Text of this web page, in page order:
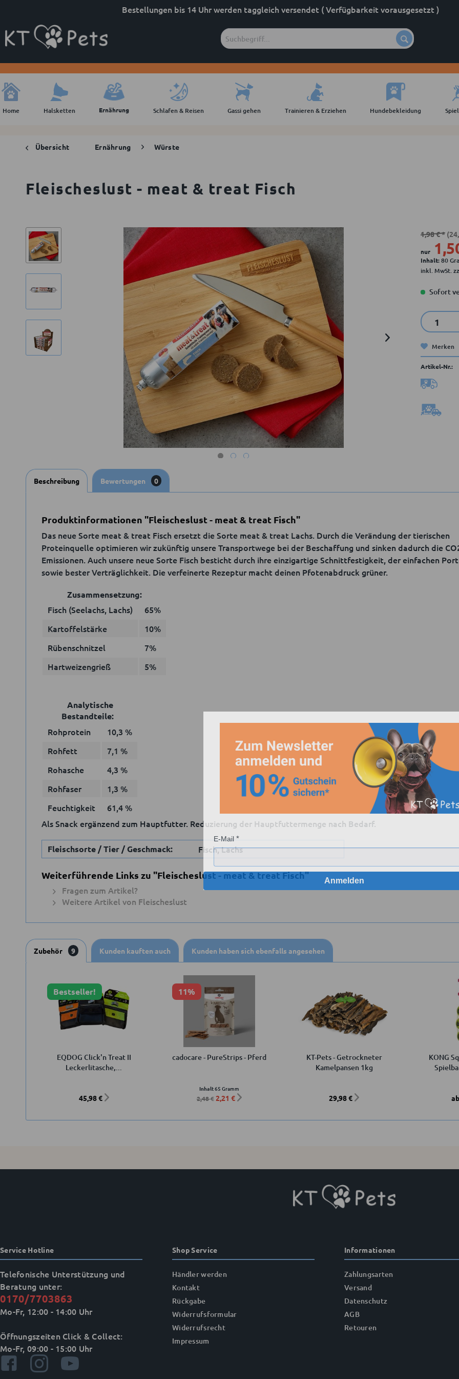
Bestellungen bis 14 Uhr werden taggleich versendet ( Verfügbarkeit vorausgesetzt )
Home Halsketten Ernährung Schlafen & Reisen Gassi gehen Trainieren & Erziehen Hundebekleidung
Übersicht Ernährung Würste
Fleischeslust - meat & treat Fisch
1,98 € *
nur
Inhalt:80
inkl. MwSt.
Sofort
Merken
Artikel-Nr.:
Beschreibung Bewertungen 0
Produktinformationen "Fleischeslust - meat & treat Fisch"
Das neue Sorte meat & treat Fisch ersetzt die Sorte meat & treat Lachs. Durch die Verändung der tierischen
Proteinquelle optimieren wir zukünftig unsere Transportwege bei der Beschaffung und sinken dadurch die
Emissionen. Auch unsere neue Sorte Fisch besticht durch ihre einzigartige Schnittfestigkeit, der einfachen
sowie bester Verträglichkeit. Die verfeinerte Rezeptur macht deinen Pfotenabdruck grüner.
Zusammensetzung:
Fisch (Seelachs, Lachs)
65%
Kartoffelstärke
10%
Rübenschnitzel
7%
Hartweizengrieß
5%
Analytische
Bestandteile:
Rohprotein
10,3 %
Rohfett
7,1 %
Rohasche
4,3 %
Rohfaser
1,3 %
Feuchtigkeit
61,4 %
Als Snack ergänzend zum Hauptfutter. Reduzierung der Hauptfuttermenge nach Bedarf.
Fleischsorte / Tier / Geschmack: Fisch, Lachs
Weiterführende Links zu "Fleischeslust - meat & treat Fisch"
Fragen zum Artikel?
Weitere Artikel von Fleischeslust
Zubehör 9 Kunden kauften auch Kunden haben sich ebenfalls angesehen
Bestseller!
EQDOG Click'n Treat II
Leckerlitasche,...
45,98 €
11%
cadocare - PureStrips - Pferd
Inhalt65 Gramm
2,48 € 2,21 €
KT-Pets - Getrockneter
Kamelpansen 1kg
29,98 €
KONG
E-Mail
Anmelden
Service Hotline
Telefonische Unterstützung und
Beratung unter:
0170/7703863
Mo-Fr, 12:00 - 14:00 Uhr
Öffnungszeiten Click & Collect:
Mo-Fr, 09:00 - 15:00 Uhr
Shop Service
Händler werden
Kontakt
Rückgabe
Widerrufsformular
Widerrufsrecht
Impressum
Informationen
Zahlungsarten
Versand
Datenschutz
AGB
Retouren